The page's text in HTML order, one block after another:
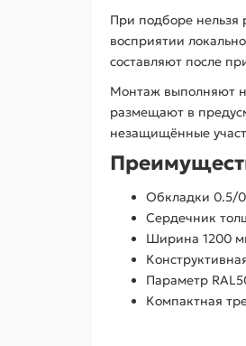
При подборе нельзя
восприятии
составляют после
Монтаж выполняют
размещают в
незащищённые
Обкладки 0.5/
Сердечник
Ширина 1200
Параметр
Компактная